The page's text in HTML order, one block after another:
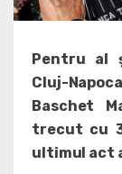
Pentru al
Cluj-
Baschet
trecut cu
ultimul act